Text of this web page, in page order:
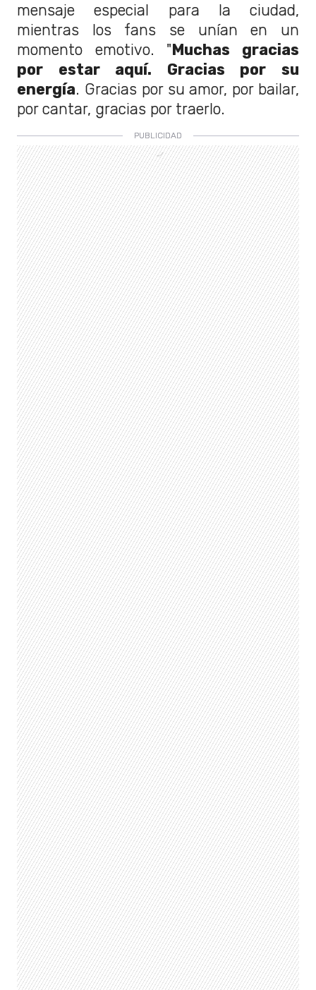
mensaje especial para la ciudad,
mientras los fans se unían en un
momento emotivo. "Muchas gracias
por estar aquí. Gracias por su
energía. Gracias por su amor, por bailar,
por cantar, gracias por traerlo.